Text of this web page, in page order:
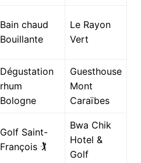
Bain chaud
Bouillante
Le Rayon
Vert
Dégustation
rhum
Bologne
Guesthouse
Mont
Caraïbes
Golf Saint-
François 🏌️
Bwa Chik
Hotel &
Golf